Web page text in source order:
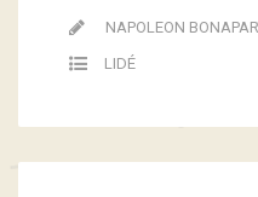
NAPOLEON
LIDÉ